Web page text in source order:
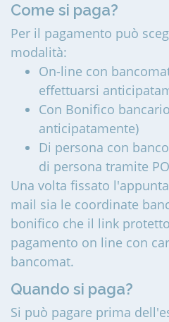
Come si paga?
Per il pagamento può
modalità:
On-line con
effettuarsi
Con Bonifico
anticipatamente)
Di persona con
di persona tramite
Una volta fissato
mail sia le coordinate
bonifico che il link
pagamento on line con
bancomat.
Quando si paga?
Si può pagare prima